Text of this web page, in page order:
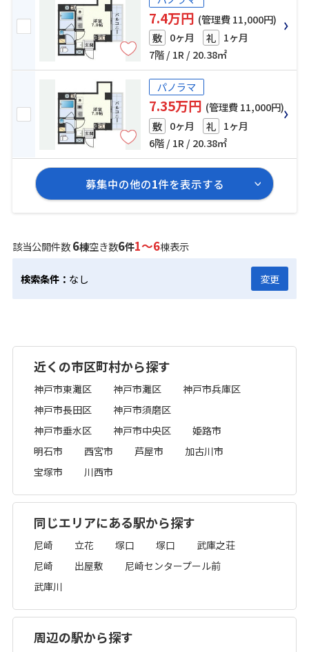
7.4万円 (管理費 11,000円)
敷 0ヶ月 礼 1ヶ月
7階 / 1R / 20.38㎡
パノラマ
7.35万円 (管理費 11,000円)
敷 0ヶ月 礼 1ヶ月
6階 / 1R / 20.38㎡
募集中の他の1件を表示する
該当公開件数6棟空き数6件1～6棟表示
検索条件： なし 変更
近くの市区町村から探す
神戸市東灘区 神戸市灘区
神戸市兵庫区
神戸市長田区
神戸市須磨区
神戸市垂水区
神戸市中央区
姫路市
明石市
西宮市 芦屋市
加古川市
宝塚市
川西市
同じエリアにある駅から探す
尼崎 立花 塚口 塚口
武庫之荘
尼崎
出屋敷
尼崎センタープール前
武庫川
周辺の駅から探す